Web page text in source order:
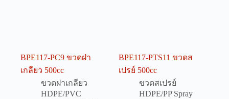
BPE117-PC9 ขวดฝา
เกลียว 500cc
ขวดฝาเกลียว
HDPE/PVC
BPE117-PTS11 ขวดส
เปรย์ 500cc
ขวดสเปรย์
HDPE/PP Spray